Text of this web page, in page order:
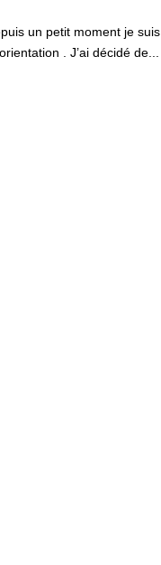
un petit moment je suis
. J’ai décidé de...